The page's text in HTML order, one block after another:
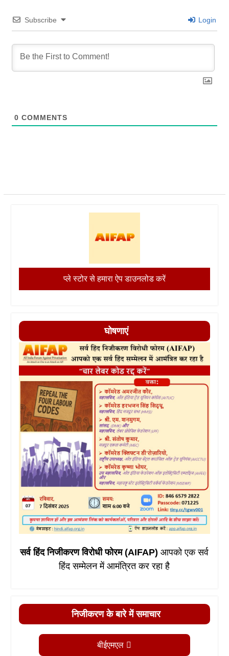
Subscribe Login
0 COMMENTS
प्ले स्टोर से हमारा ऐप डाउनलोड करें
घोषणाएं
सर्व हिंद निजीकरण विरोधी फोरम (AIFAP)आपको एक सर्व
हिंद सम्मेलन में आमंत्रित कर रहा है
निजीकरण के बारे में समाचार
बीईएमएल